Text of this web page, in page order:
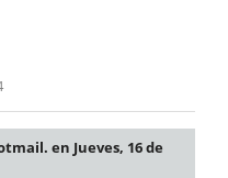
en Jueves, 16 de